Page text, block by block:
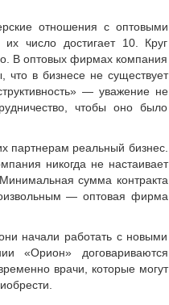
отношения с оптовыми
число достигает 10. Круг
В оптовых фирмах компания
что в бизнесе не существует
— уважение не
чтобы оно было
партнерам реальный бизнес.
никогда не настаивает
сумма контракта
— оптовая фирма
начали работать с новыми
«Орион» договариваются
врачи, которые могут